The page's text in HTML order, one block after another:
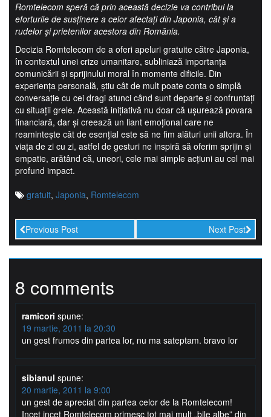
Romtelecom speră că prin această decizie va contribui la
eforturile de susţinere a celor afectaţi din Japonia, cât şi a
rudelor şi prietenilor acestora din România.
Decizia Romtelecom de a oferi apeluri gratuite către Japonia,
în contextul unei crize umanitare, subliniază importanța
comunicării și sprijinului moral în momente dificile. Din
experiența personală, știu cât de mult poate conta o simplă
conversație cu cei dragi atunci când sunt departe și confruntați
cu situații grele. Această inițiativă nu doar că ușurează povara
financiară, dar și creează un liant emoțional care ne
reamintește cât de esențial este să ne fim alături unii altora. În
viața de zi cu zi, astfel de gesturi ne inspiră să oferim sprijin și
empatie, arătând că, uneori, cele mai simple acțiuni au cel mai
profund impact.
gratuit, Japonia, Romtelecom
Previous Post Next Post
8 comments
ramicori spune:
19 martie, 2011 la 20:30
un gest frumos din partea lor, nu ma sateptam. bravo lor
sibianul spune:
20 martie, 2011 la 9:00
un gest de apreciat din partea celor de la Romtelecom!
Incet incet Romtelecom primesc tot mai mult „bile albe” din